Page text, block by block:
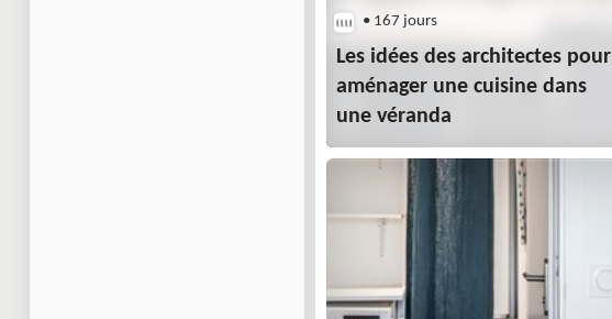
• 167 jours
Les idées des architectes pour
aménager une cuisine dans
une véranda